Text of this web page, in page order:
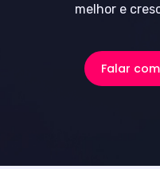
melhor e
Falar